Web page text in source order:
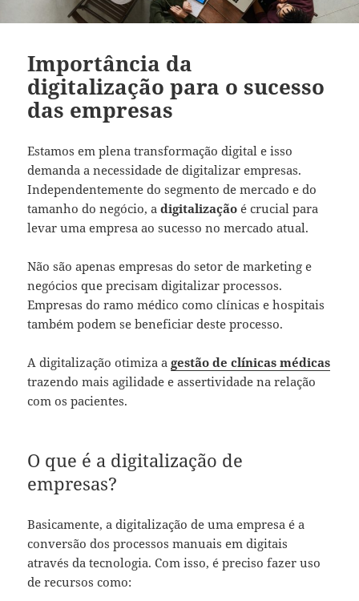
Importância da
digitalização para o sucesso
das empresas
Estamos em plena transformação digital e isso
demanda a necessidade de digitalizar empresas.
Independentemente do segmento de mercado e do
tamanho do negócio, adigitalização é crucial para
levar uma empresa ao sucesso no mercado atual.
Não são apenas empresas do setor de marketing e
negócios que precisam digitalizar processos.
Empresas do ramo médico como clínicas e hospitais
também podem se beneficiar deste processo.
A digitalização otimiza agestão de clínicas médicas
trazendo mais agilidade e assertividade na relação
com os pacientes.
O que é a digitalização de
empresas?
Basicamente, a digitalização de uma empresa é a
conversão dos processos manuais em digitais
através da tecnologia. Com isso, é preciso fazer uso
de recursos como: